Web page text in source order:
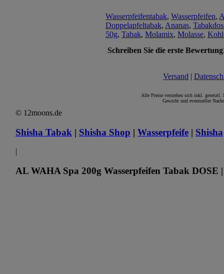
Wasserpfeifentabak, Wasserpfeifen,
Doppelapfeltabak, Ananas,
50g, Tabak, Molamix, Molasse,
Schreiben Sie die erste
Versand |
Alle Preise verstehen sich inkl.
Gewicht und eventueller
© 12moons.de
Shisha Tabak | Shisha Shop | Wasserpfeife | Shisha
|
AL WAHA Spa 200g Wasserpfeifen Tabak DOSE